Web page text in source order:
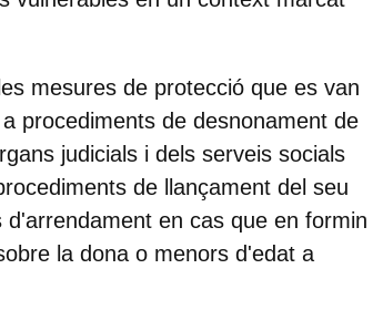
mesures de protecció que es van
procediments de desnonament de
judicials i dels serveis socials
de llançament del seu
d'arrendament en cas que en formin
la dona o menors d'edat a